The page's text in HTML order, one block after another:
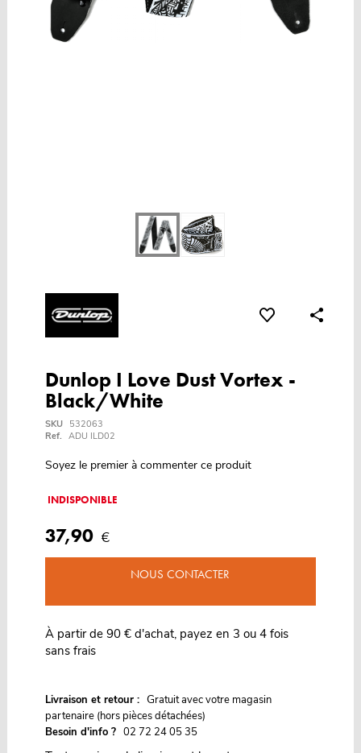
Dunlop I Love Dust Vortex -
Black/White
SKU
532063
Ref. ADU ILD02
Soyez le premier à commenter ce produit
INDISPONIBLE
37,90 €
NOUS CONTACTER
À partir de 90 € d'achat, payez en 3 ou 4 fois
sans frais
Livraison et retour : Gratuit avec votre magasin
partenaire (hors pièces détachées)
Besoin d'info ? 02 72 24 05 35